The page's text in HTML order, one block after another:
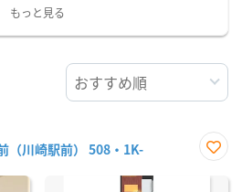
もっと見る
（川崎駅前） 508・1K-
に入